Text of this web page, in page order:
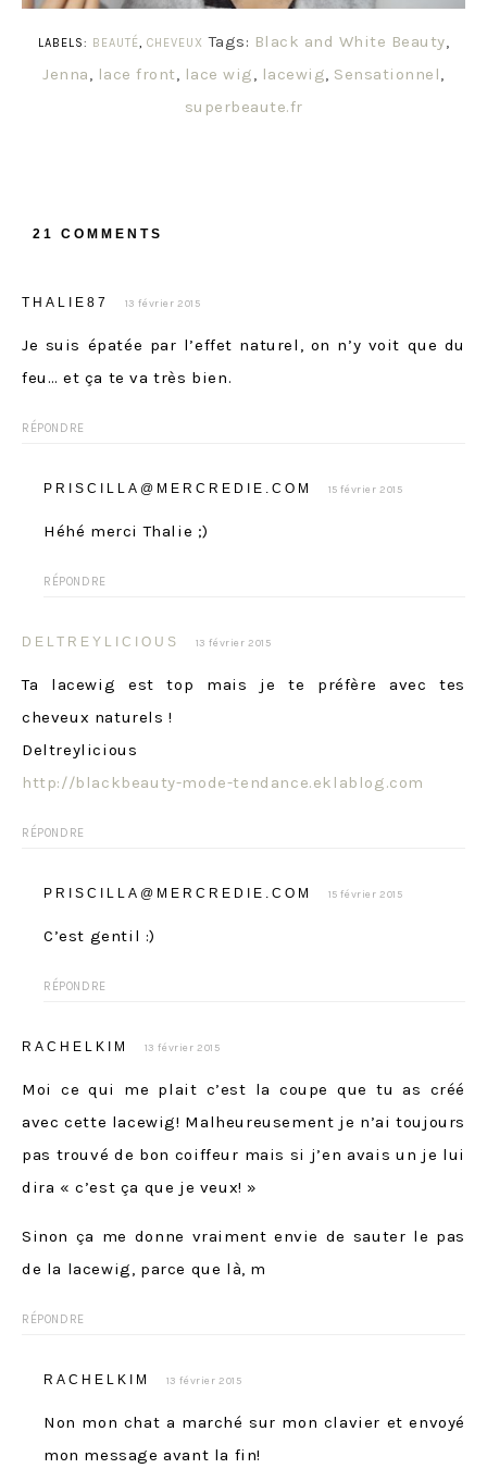
LABELS: BEAUTÉ, CHEVEUX Tags: Black and White Beauty,
Jenna, lace front, lace wig, lacewig, Sensationnel,
superbeaute.fr
21 COMMENTS
THALIE87 13 février 2015
Je suis épatée par l’effet naturel, on n’y voit que du
feu… et ça te va très bien.
RÉPONDRE
PRISCILLA@MERCREDIE.COM 15 février 2015
Héhé merci Thalie ;)
RÉPONDRE
DELTREYLICIOUS 13 février 2015
Ta lacewig est top mais je te préfère avec tes
cheveux naturels !
Deltreylicious
http://blackbeauty-mode-tendance.eklablog.com
RÉPONDRE
PRISCILLA@MERCREDIE.COM 15 février 2015
C’est gentil :)
RÉPONDRE
RACHELKIM 13 février 2015
Moi ce qui me plait c’est la coupe que tu as créé
avec cette lacewig! Malheureusement je n’ai toujours
pas trouvé de bon coiffeur mais si j’en avais un je lui
dira « c’est ça que je veux! »
Sinon ça me donne vraiment envie de sauter le pas
de la lacewig, parce que là, m
RÉPONDRE
RACHELKIM 13 février 2015
Non mon chat a marché sur mon clavier et envoyé
mon message avant la fin!